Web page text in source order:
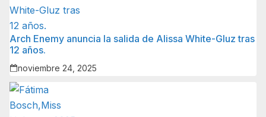
Arch Enemy anuncia la salida de Alissa White-Gluz tras
12 años.
noviembre 24, 2025